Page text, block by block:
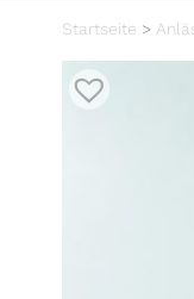
Startseite >